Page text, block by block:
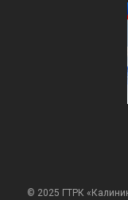
© 2025 ГТРК